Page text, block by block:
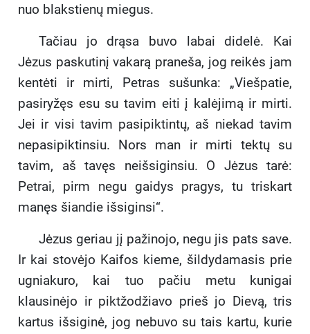
nuo blakstienų miegus.
Tačiau jo drąsa buvo labai didelė. Kai
Jėzus paskutinį vakarą praneša, jog reikės jam
kentėti ir mirti, Petras sušunka: „Viešpatie,
pasiryžęs esu su tavim eiti į kalėjimą ir mirti.
Jei ir visi tavim pasipiktintų, aš niekad tavim
nepasipiktinsiu. Nors man ir mirti tektų su
tavim, aš tavęs neišsiginsiu. O Jėzus tarė:
Petrai, pirm negu gaidys pragys, tu triskart
manęs šiandie išsiginsi“.
Jėzus geriau jį pažinojo, negu jis pats save.
Ir kai stovėjo Kaifos kieme, šildydamasis prie
ugniakuro, kai tuo pačiu metu kunigai
klausinėjo ir piktžodžiavo prieš jo Dievą, tris
kartus išsiginė, jog nebuvo su tais kartu, kurie